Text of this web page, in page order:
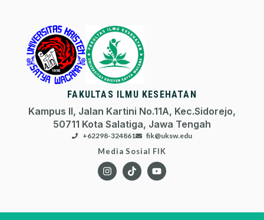
FAKULTAS ILMU KESEHATAN
Kampus II, Jalan Kartini No.11A, Kec.Sidorejo,
50711 Kota Salatiga, Jawa Tengah
+62298-324861 fik@uksw.edu
Media Sosial FIK